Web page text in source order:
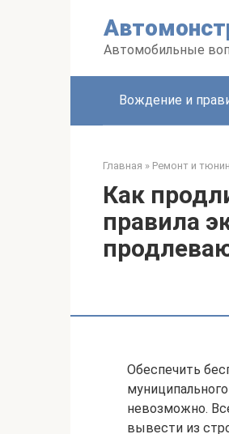
Автомобильные
Вождение и
Главная » Ремонт и
Как
правила
Обеспечить
невозможно.
вывести из